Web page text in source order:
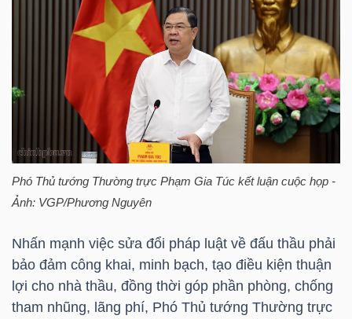
Phó Thủ tướng Thường trực Phạm Gia Túc kết luận cuộc họp -
Ảnh: VGP/Phương Nguyên
Nhấn mạnh việc sửa đổi pháp luật về đấu thầu phải
bảo đảm công khai, minh bạch, tạo điều kiện thuận
lợi cho nhà thầu, đồng thời góp phần phòng, chống
tham nhũng, lãng phí, Phó Thủ tướng Thường trực
(-)
tạo